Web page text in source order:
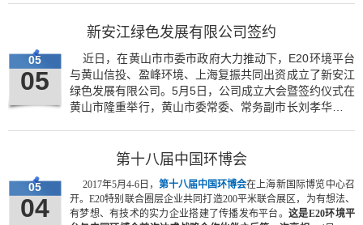
来自东方园林、首创环境、瀚蓝环境、北京金隅红树林、新宇环
中国对外经济贸易信托等100家知名企业、金融代表出席。
新安江绿色发展有限公司签约
05
05
近日，在黄山市市委市政府大力推动下，E20环境平台
与黄山信投、盈峰环境、上海复振共同出资成立了新安江
绿色发展有限公司。5月5日，公司成立大会暨签约仪式在
黄山市隆重举行，黄山市委常委、常务副市长刘孝华，黄
第十八届中国环博会
05
04
2017年5月4-6日， 第十八届中国环博会在上海新国际博览中心召
开。E20特别联合圈层企业共同打造200平米联合展区，为有想法、
有梦想、有技术的实力企业搭建了传播发布平台。 这是E20环境平